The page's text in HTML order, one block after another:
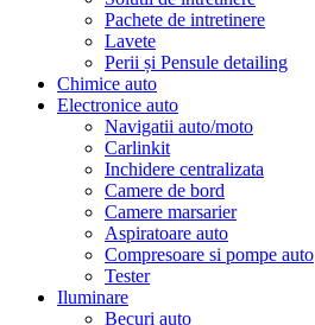
Pachete de intretinere
Lavete
Perii și Pensule detailing
Chimice auto
Electronice auto
Navigatii auto/moto
Carlinkit
Inchidere centralizata
Camere de bord
Camere marsarier
Aspiratoare auto
Compresoare si pompe auto
Tester
Iluminare
Becuri auto